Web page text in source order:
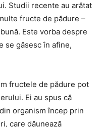
Studii recente au arătat
fructe de pădure –
Este vorba despre
se găsesc în afine,
fructele de pădure pot
Ei au spus că
organism încep prin
care dăunează